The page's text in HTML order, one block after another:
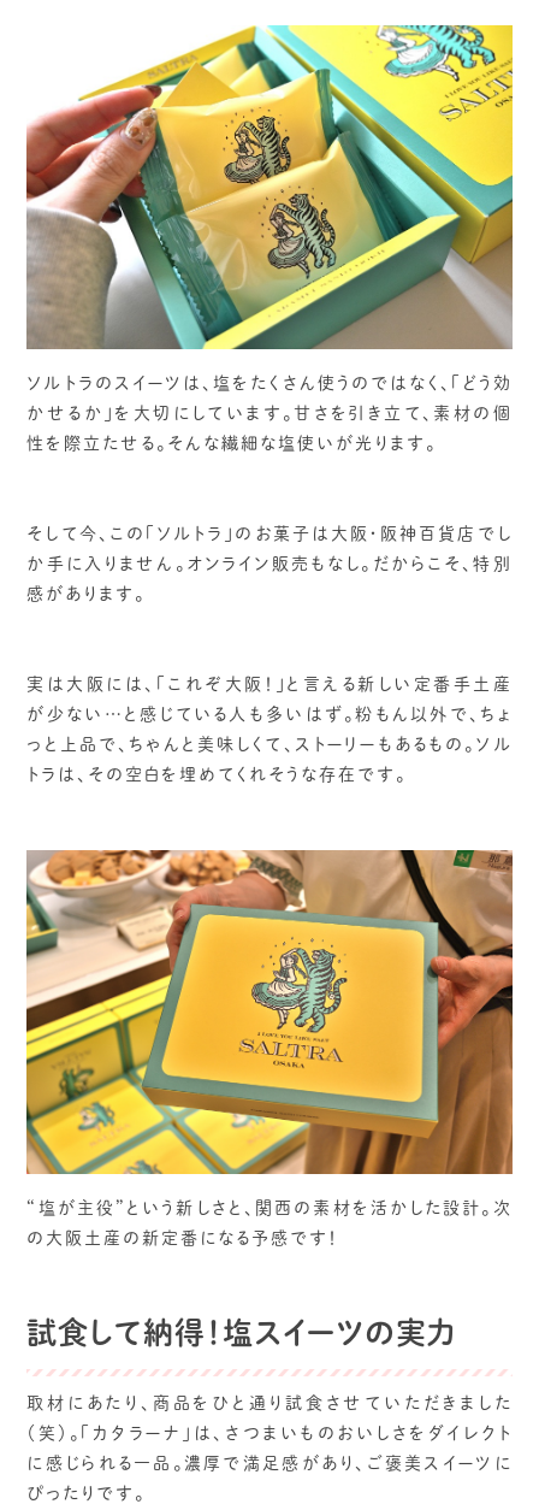
ソルトラのスイーツは、塩をたくさん使うのではなく、「どう効
かせるか」を大切にしています。甘さを引き立て、素材の個
性を際立たせる。そんな繊細な塩使いが光ります。
そして今、この「ソルトラ」のお菓子は大阪・阪神百貨店でし
か手に入りません。オンライン販売もなし。だからこそ、特別
感があります。
実は大阪には、「これぞ大阪！」と言える新しい定番手土産
が少ない…と感じている人も多いはず。粉もん以外で、ちょ
っと上品で、ちゃんと美味しくて、ストーリーもあるもの。ソル
トラは、その空白を埋めてくれそうな存在です。
“塩が主役”という新しさと、関西の素材を活かした設計。次
の大阪土産の新定番になる予感です！
試食して納得！塩スイーツの実力
取材にあたり、商品をひと通り試食させていただきました
（笑）。「カタラーナ」は、さつまいものおいしさをダイレクト
に感じられる一品。濃厚で満足感があり、ご褒美スイーツに
ぴったりです。